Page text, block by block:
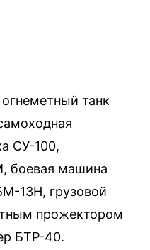
танк
СУ-100,
боевая машина
13Н, грузовой
прожектором
БТР-40.